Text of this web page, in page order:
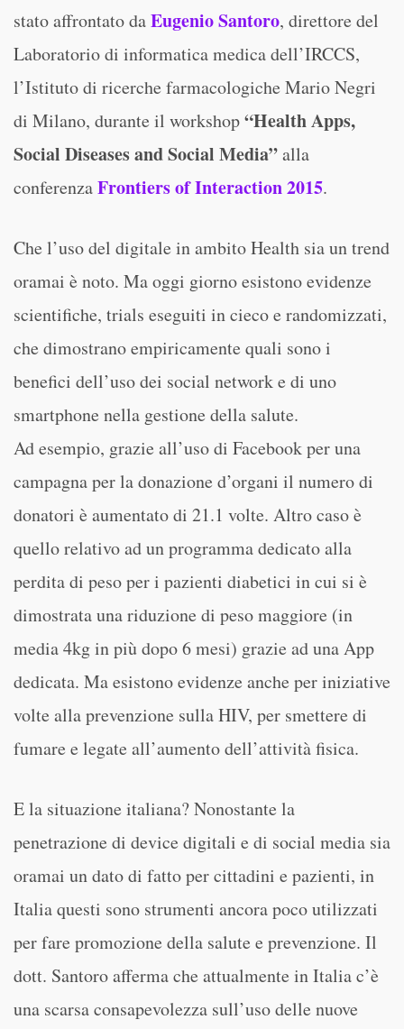
stato affrontato daEugenio Santoro, direttore del
Laboratorio di informatica medica dell’IRCCS,
l’Istituto di ricerche farmacologiche Mario Negri
di Milano, durante il workshop“Health Apps,
Social Diseases and Social Media”alla
conferenzaFrontiers of Interaction 2015.
Che l’uso del digitale in ambito Health sia un trend
oramai è noto. Ma oggi giorno esistono evidenze
scientifiche, trials eseguiti in cieco e randomizzati,
che dimostrano empiricamente quali sono i
benefici dell’uso dei social network e di uno
smartphone nella gestione della salute.
Ad esempio, grazie all’uso di Facebook per una
campagna per la donazione d’organi il numero di
donatori è aumentato di 21.1 volte. Altro caso è
quello relativo ad un programma dedicato alla
perdita di peso per i pazienti diabetici in cui si è
dimostrata una riduzione di peso maggiore (in
media 4kg in più dopo 6 mesi) grazie ad una App
dedicata. Ma esistono evidenze anche per iniziative
volte alla prevenzione sulla HIV, per smettere di
fumare e legate all’aumento dell’attività fisica.
E la situazione italiana? Nonostante la
penetrazione di device digitali e di social media sia
oramai un dato di fatto per cittadini e pazienti, in
Italia questi sono strumenti ancora poco utilizzati
per fare promozione della salute e prevenzione. Il
dott. Santoro afferma che attualmente in Italia c’è
una scarsa consapevolezza sull’uso delle nuove